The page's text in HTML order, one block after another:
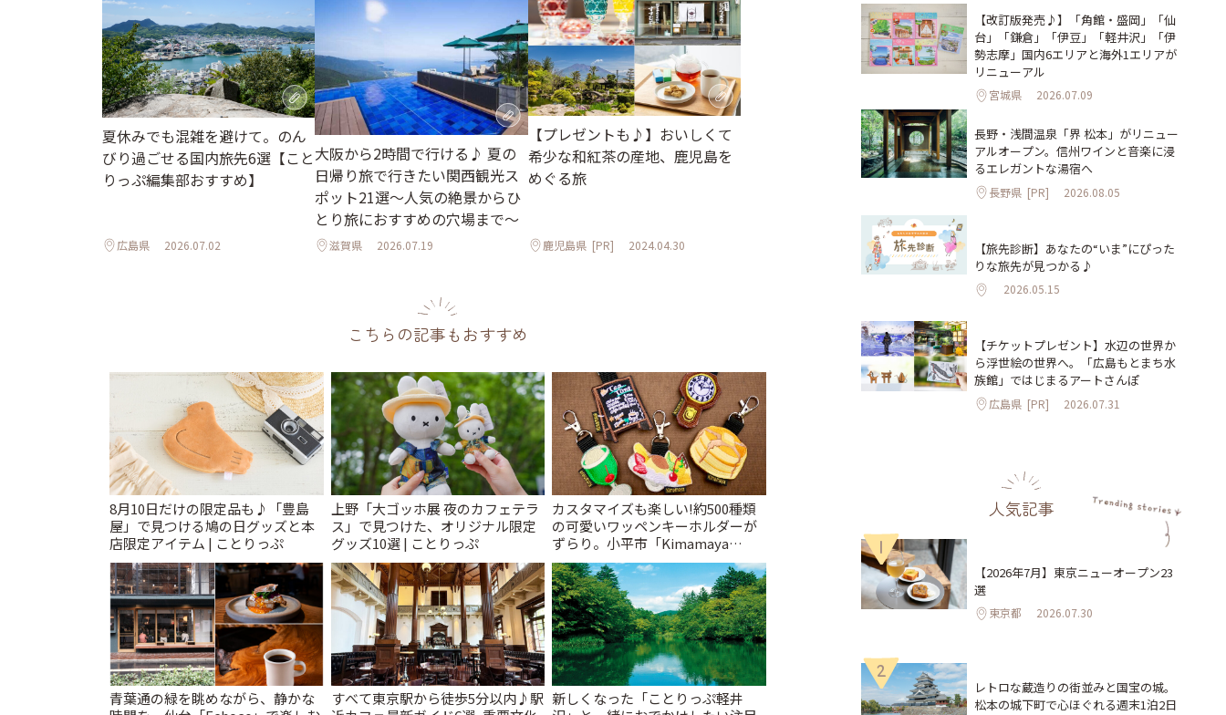
夏休みでも混雑を避けて。のん
びり過ごせる国内旅先6選【こと
りっぷ編集部おすすめ】
広島県 2026.07.02
大阪から2時間で行ける♪ 夏の
日帰り旅で行きたい関西観光ス
ポット21選～人気の絶景からひ
とり旅におすすめの穴場まで～
滋賀県 2026.07.19
【プレゼントも♪】おいしくて
希少な和紅茶の産地、鹿児島を
めぐる旅
鹿児島県[PR] 2024.04.30
こちらの記事もおすすめ
8月10日だけの限定品も♪「豊島
屋」で見つける鳩の日グッズと本
店限定アイテム | ことりっぷ
上野「大ゴッホ展 夜のカフェテラ
ス」で見つけた、オリジナル限定
グッズ10選 | ことりっぷ
カスタマイズも楽しい!約500種類
の可愛いワッペンキーホルダーが
ずらり。小平市「Kimamaya
T&K」 | ことりっぷ
青葉通の緑を眺めながら、静かな
すべて東京駅から徒歩5分以内♪駅 新しくなった「ことりっぷ軽井
【改訂版発売♪】「角館・盛岡」「仙
台」「鎌倉」「伊豆」「軽井沢」「伊
勢志摩」国内6エリアと海外1エリアが
リニューアル
宮城県 2026.07.09
長野・浅間温泉「界 松本」がリニュー
アルオープン。信州ワインと音楽に浸
るエレガントな湯宿へ
長野県 [PR] 2026.08.05
【旅先診断】あなたの“いま”にぴった
りな旅先が見つかる♪
2026.05.15
【チケットプレゼント】水辺の世界か
ら浮世絵の世界へ。「広島もとまち水
族館」ではじまるアートさんぽ
広島県 [PR] 2026.07.31
人気記事
1
【2026年7月】東京ニューオープン23
選
東京都 2026.07.30
2
レトロな蔵造りの街並みと国宝の城。
松本の城下町で心ほぐれる週末1泊2日